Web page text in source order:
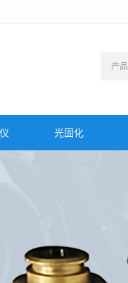
光固化